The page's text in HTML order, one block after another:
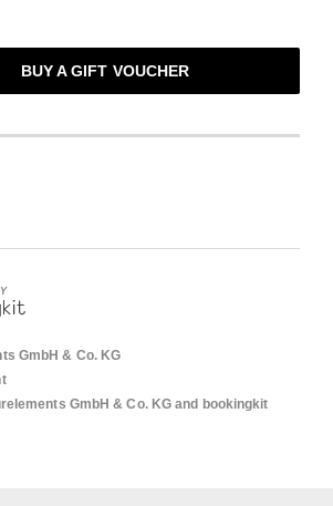
BUY A GIFT VOUCHER
GmbH & Co. KG
GmbH & Co. KG and bookingkit